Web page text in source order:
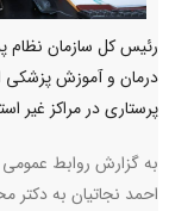
رئیس کل سازمان نظام
درمان و آموزش پزشکی
پرستاری در مراکز غیر
به گزارش روابط عمومی
احمد نجاتیان به دکتر